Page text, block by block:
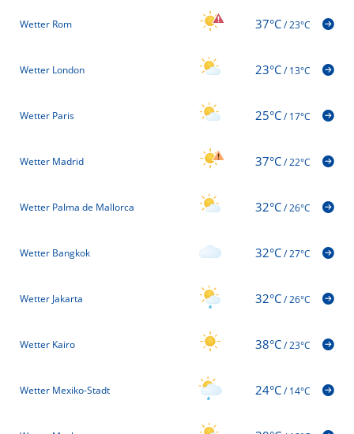
Wetter Rom 37°C/23°C
Wetter London 23°C/13°C
Wetter Paris 25°C/17°C
Wetter Madrid 37°C/22°C
Wetter Palma de Mallorca 32°C/26°C
Wetter Bangkok 32°C/27°C
Wetter Jakarta 32°C/26°C
Wetter Kairo 38°C/23°C
Wetter Mexiko-Stadt 24°C/14°C